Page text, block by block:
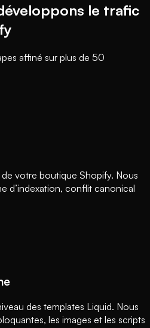
le trafic
affiné sur plus de 50
votre boutique Shopify. Nous
d’indexation, conflit canonical
des templates Liquid. Nous
les images et les scripts